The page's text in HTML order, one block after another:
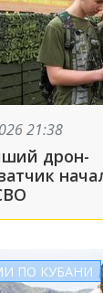
21:38
дрон-
ПО КУБАНИ